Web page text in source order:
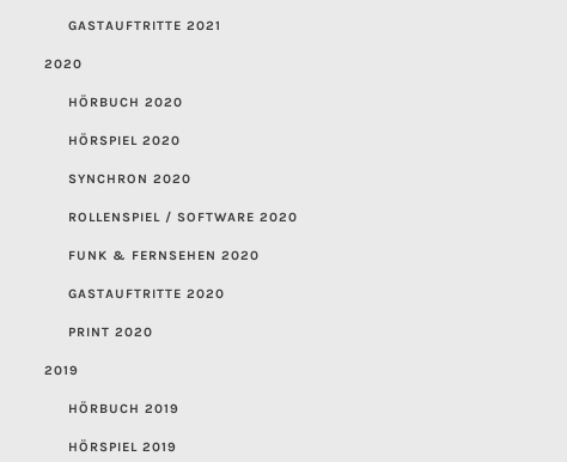
GASTAUFTRITTE 2021
2020
HÖRBUCH 2020
HÖRSPIEL 2020
SYNCHRON 2020
ROLLENSPIEL / SOFTWARE 2020
FUNK & FERNSEHEN 2020
GASTAUFTRITTE 2020
PRINT 2020
2019
HÖRBUCH 2019
HÖRSPIEL 2019